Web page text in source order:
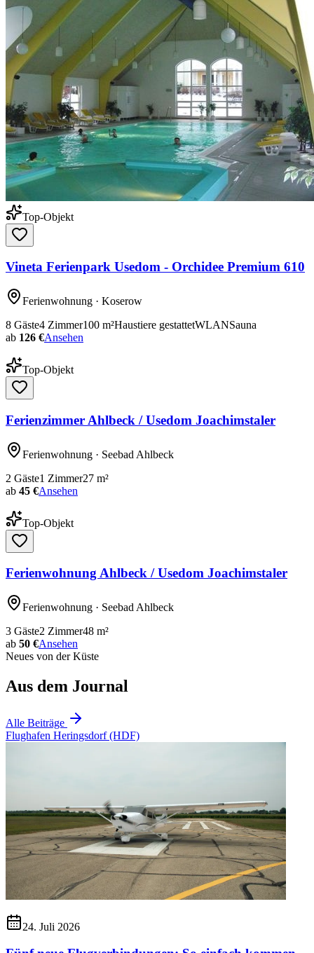
Top-Objekt
Vineta Ferienpark Usedom - Orchidee Premium 610
Ferienwohnung · Koserow
8 Gäste4 Zimmer100 m²Haustiere gestattetWLANSauna
ab 126 €Ansehen
Top-Objekt
Ferienzimmer Ahlbeck / Usedom Joachimstaler
Ferienwohnung · Seebad Ahlbeck
2 Gäste1 Zimmer27 m²
ab 45 €Ansehen
Top-Objekt
Ferienwohnung Ahlbeck / Usedom Joachimstaler
Ferienwohnung · Seebad Ahlbeck
3 Gäste2 Zimmer48 m²
ab 50 €Ansehen
Neues von der Küste
Aus dem Journal
Alle Beiträge
Flughafen Heringsdorf (HDF)
24. Juli 2026